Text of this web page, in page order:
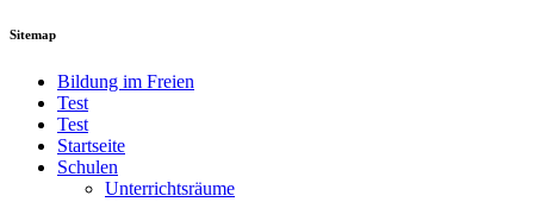
Sitemap
Bildung im Freien
Test
Test
Startseite
Schulen
Unterrichtsräume